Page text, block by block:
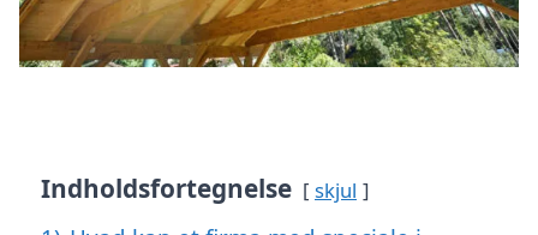
Indholdsfortegnelse skjul